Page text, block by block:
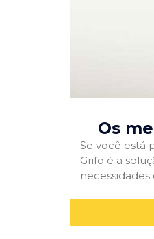
Os
Se você está
Grifo é a